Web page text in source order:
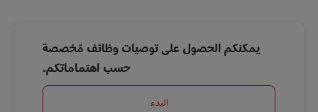
يمكنكم الحصول على توصيات وظائف مُخصصة
حسب اهتماماتكم.
البدء